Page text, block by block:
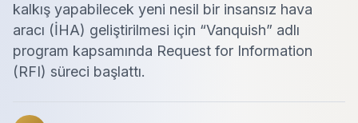
kalkış yapabilecek yeni nesil bir insansız hava
aracı (İHA) geliştirilmesi için “Vanquish” adlı
program kapsamında Request for Information
(RFI) süreci başlattı.